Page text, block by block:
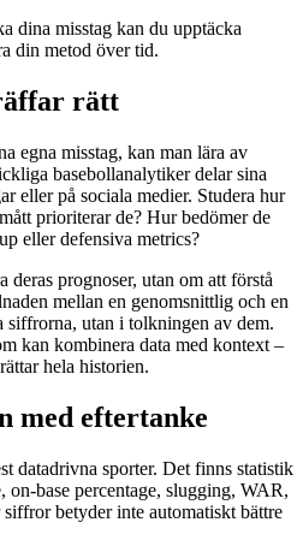
dina misstag kan du upptäcka
din metod över tid.
rätt
egna misstag, kan man lära av
basebollanalytiker delar sina
eller på sociala medier. Studera hur
prioriterar de? Hur bedömer de
eller defensiva metrics?
deras prognoser, utan om att förstå
mellan en genomsnittlig och en
utan i tolkningen av dem.
kan kombinera data med kontext –
hela historien.
med eftertanke
datadrivna sporter. Det finns statistik
on-base percentage, slugging, WAR,
betyder inte automatiskt bättre